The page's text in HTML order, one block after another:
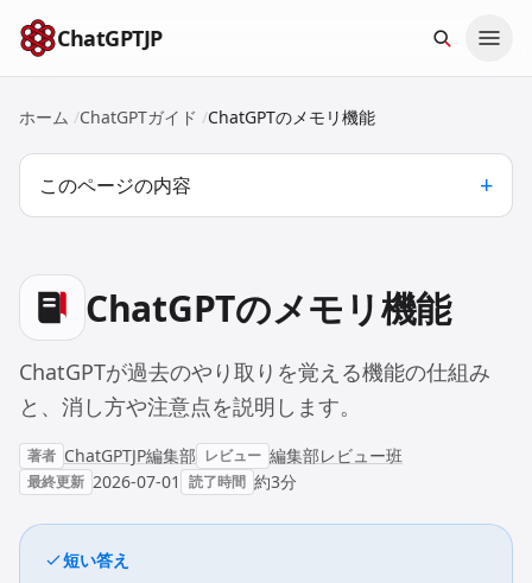
本文へスキップ
ChatGPTJP
ホーム /ChatGPTガイド /ChatGPTのメモリ機能
このページの内容
ChatGPTのメモリ機能
ChatGPTが過去のやり取りを覚える機能の仕組み
と、消し方や注意点を説明します。
著者 ChatGPTJP編集部 レビュー 編集部レビュー班
最終更新 2026-07-01 読了時間 約3分
短い答え